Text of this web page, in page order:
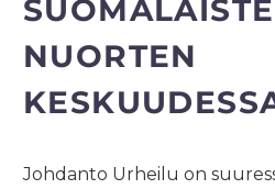
NUORTEN
Johdanto Urheilu on